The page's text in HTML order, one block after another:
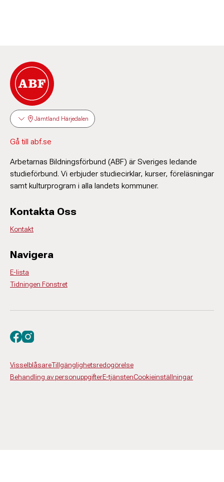
Jämtland Härjedalen
Gå till abf.se
Arbetarnas Bildningsförbund (ABF) är Sveriges ledande
studieförbund. Vi erbjuder studiecirklar, kurser, föreläsningar
samt kulturprogram i alla landets kommuner.
Kontakta Oss
Kontakt
Navigera
E-lista
Tidningen Fönstret
VisselblåsareTillgänglighetsredogörelse
Behandling av personuppgifterE-tjänstenCookieinställningar
Besök oss på facebook
Besök oss på instagram